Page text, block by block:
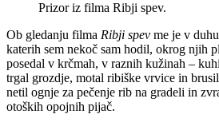
Prizor iz filma Ribji spev.
Ob gledanju filma Ribji spev me je v
katerih sem nekoč sam hodil, okrog njih
posedal v krčmah, v raznih kužinah –
trgal grozdje, motal ribiške vrvice in
netil ognje za pečenje rib na gradeli in
otoških opojnih pijač.